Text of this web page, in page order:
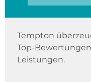
Tempton
Top-
Leistungen.